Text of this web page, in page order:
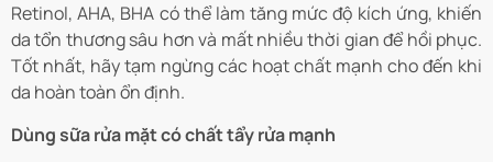
Retinol, AHA, BHA có thể làm tăng mức độ kích ứng, khiến
da tổn thương sâu hơn và mất nhiều thời gian để hồi phục.
Tốt nhất, hãy tạm ngừng các hoạt chất mạnh cho đến khi
da hoàn toàn ổn định.
Dùng sữa rửa mặt có chất tẩy rửa mạnh